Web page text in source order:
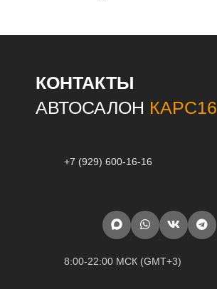
КОНТАКТЫ
АВТОСАЛОН КАРС16
+7 (929) 600-16-16
8:00-22:00 МСК (GMT+3)